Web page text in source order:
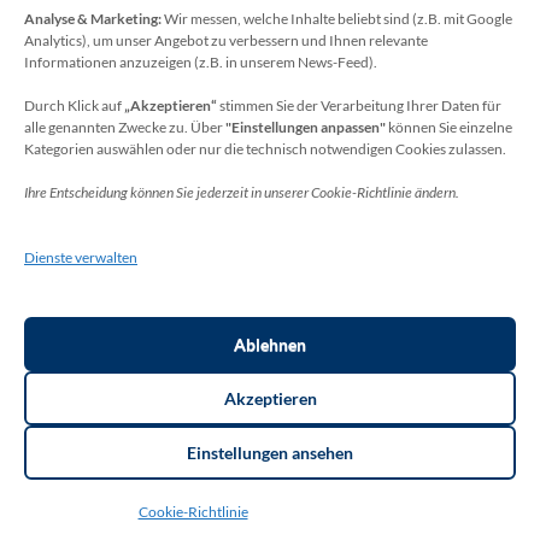
Analyse & Marketing:Wir messen, welche Inhalte beliebt sind (z.B. mit Google
Analytics), um unser Angebot zu verbessern und Ihnen relevante
Informationen anzuzeigen (z.B. in unserem News-Feed).
Durch Klick auf „Akzeptieren“ stimmen Sie der Verarbeitung Ihrer Daten für
alle genannten Zwecke zu. Über"Einstellungen anpassen" können Sie einzelne
Kategorien auswählen oder nur die technisch notwendigen Cookies zulassen.
Ihre Entscheidung können Sie jederzeit in unserer Cookie-Richtlinie ändern.
Dienste verwalten
Akzeptieren
Ablehnen
Einstellungen ansehen
Cookie-Richtlinie
Datenschutzbeauftragter
Sie erreichen unseren Datenschutzbeauftragten
unter:
Wolfgang Dax-Rommswinkel
Kaiser-Wilhelm-Platz 1
Deutschland
E-Mail: datenschutz-schulen[at]rhein-sieg-kreis.de
Education Zone Pro | entwickelt von Rara Themes.